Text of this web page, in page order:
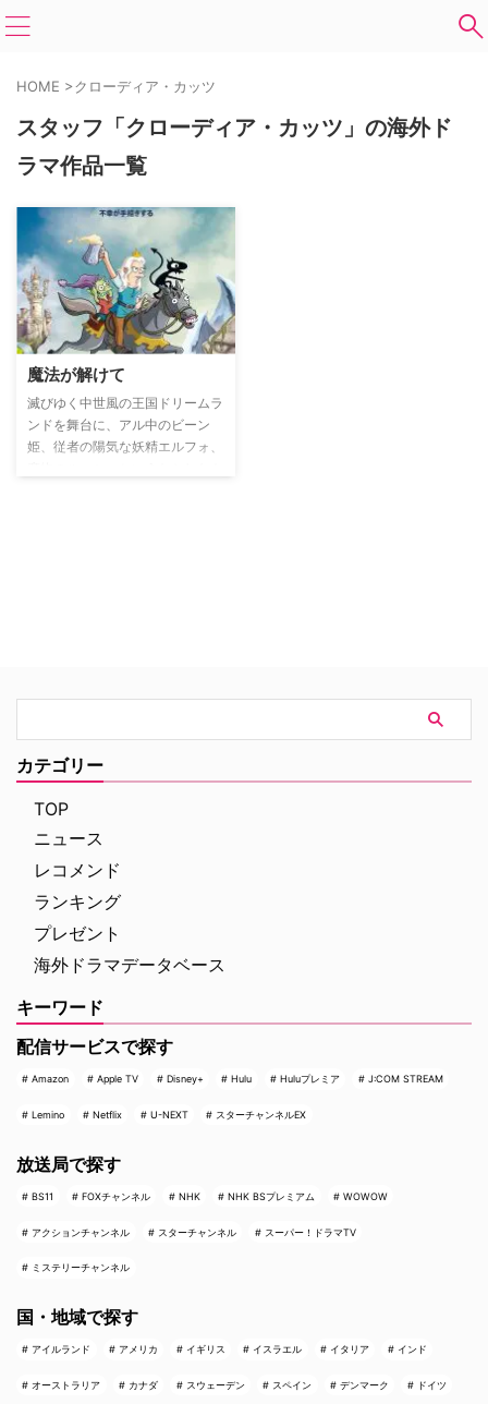
HOME >クローディア・カッツ
スタッフ「クローディア・カッツ」の海外ド
ラマ作品一覧
魔法が解けて
滅びゆく中世風の王国ドリームラ
ンドを舞台に、アル中のビーン
姫、従者の陽気な妖精エルフォ、
カテゴリー
TOP
ニュース
レコメンド
ランキング
プレゼント
海外ドラマデータベース
キーワード
配信サービスで探す
Amazon Apple TV Disney+ Hulu Huluプレミア J:COM STREAM
Lemino Netflix U-NEXT スターチャンネルEX
放送局で探す
BS11 FOXチャンネル NHK NHK BSプレミアム WOWOW
アクションチャンネル スターチャンネル スーパー！ドラマTV
ミステリーチャンネル
国・地域で探す
アイルランド アメリカ イギリス イスラエル イタリア インド
オーストラリア カナダ スウェーデン スペイン デンマーク ドイツ